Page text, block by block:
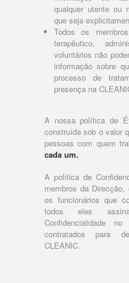
qualquer utente ou
que seja
Todos os
terapêutico,
voluntários não
informação sobre
processo de
presença na
A nossa política de
construída sob o valor
pessoas com quem
cada um.
A política de
membros da
os funcionários que
todos eles
Confidencialidade
contratados para
CLEANIC.